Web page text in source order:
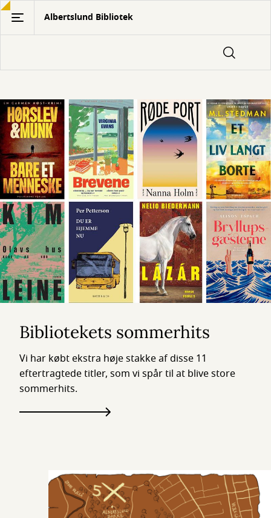
Gå
hovedindhold
Albertslund Bibliotek
Forside
Bibliotekets sommerhits
Vi har købt ekstra høje stakke af disse 11
eftertragtede titler, som vi spår til at blive store
sommerhits.